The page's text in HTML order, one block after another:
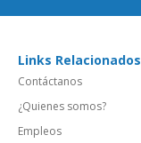
Links Relacionados
Contáctanos
¿Quienes somos?
Empleos